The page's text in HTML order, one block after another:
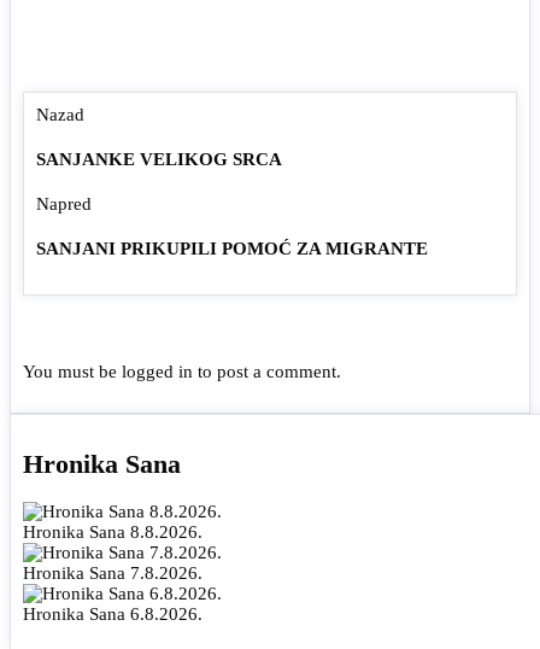
Nazad
SANJANKE VELIKOG SRCA
Napred
SANJANI PRIKUPILI POMOĆ ZA MIGRANTE
You must be logged in to post a comment.
Hronika Sana
Hronika Sana 8.8.2026.
Hronika Sana 7.8.2026.
Hronika Sana 6.8.2026.